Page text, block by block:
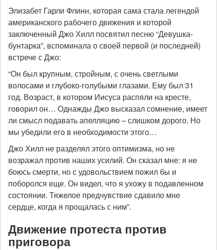
Элизабет Гарли Флинн, которая сама стала легендой
американского рабочего движения и которой
заключенный Джо Хилл посвятил песню “Девушка-
бунтарка”, вспоминала о своей первой (и последней)
встрече с Джо:
“Он был крупным, стройным, с очень светлыми
волосами и глубоко-голубыми глазами. Ему был 31
год. Возраст, в котором Иисуса распяли на кресте,
говорил он… Однажды Джо высказал сомнение, имеет
ли смысл подавать апелляцию – слишком дорого. Но
мы убедили его в необходимости этого…
Джо Хилл не разделял этого оптимизма, но не
возражал против наших усилий. Он сказал мне: я не
боюсь смерти, но с удовольствием пожил бы и
поборолся еще. Он видел, что я ухожу в подавленном
состоянии. Тяжелое предчувствие сдавило мне
сердце, когда я прощалась с ним”.
Движение протеста против
приговора